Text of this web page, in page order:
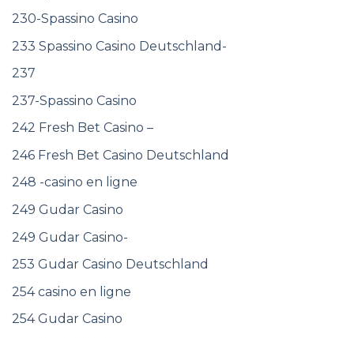
230-Spassino Casino
233 Spassino Casino Deutschland-
237
237-Spassino Casino
242 Fresh Bet Casino –
246 Fresh Bet Casino Deutschland
248 -casino en ligne
249 Gudar Casino
249 Gudar Casino-
253 Gudar Casino Deutschland
254 casino en ligne
254 Gudar Casino